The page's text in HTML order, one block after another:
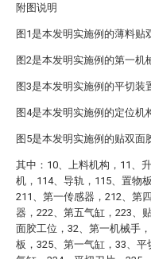
附图说明
图1是本发明实施例的薄料贴
图2是本发明实施例的第一机
图3是本发明实施例的平切装
图4是本发明实施例的定位机
图5是本发明实施例的贴双面
其中：10、上料机构，11、
机，114、导轨，115、置物
211、第一传感器，212、第
器，222、第五气缸，223、
面胶工位，32、第一机械手
板，325、第一气缸，33、